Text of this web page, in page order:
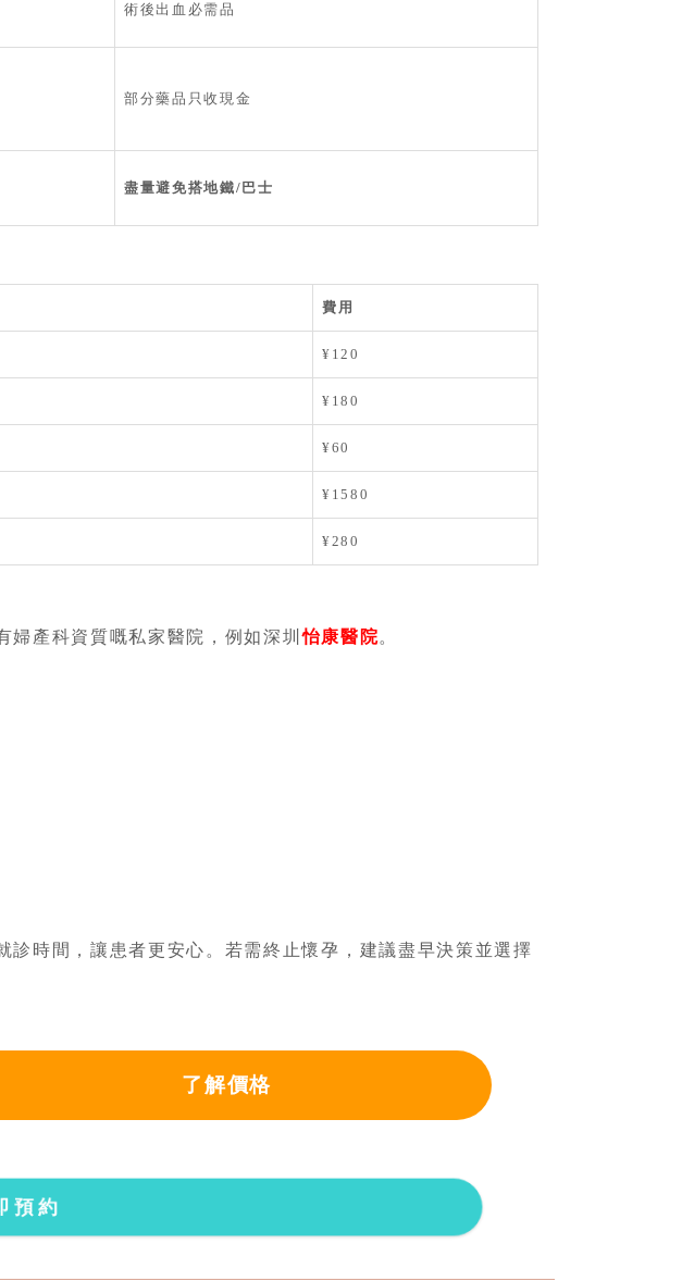
術後出血必需品
部分藥品只收現金
盡量避免搭地鐵/巴士
費用
¥120
¥180
¥60
¥1580
¥280
婦產科資質嘅私家醫院，例如深圳怡康醫院。
診時間，讓患者更安心。若需終止懷孕，建議盡早決策並選擇
了解價格
預約